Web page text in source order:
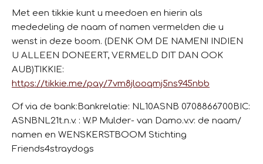
Met een tikkie kunt u meedoen en hierin als
mededeling de naam of namen vermelden die u
wenst in deze boom. (DENK OM DE NAMEN! INDIEN
U ALLEEN DONEERT, VERMELD DIT DAN OOK
AUB)TIKKIE:
https://tikkie.me/pay/7vm8jlooqmj5ns945nbb
Of via de bank:Bankrelatie: NL10ASNB 0708866700BIC:
ASNBNL21t.n.v. : W.P Mulder- van Damo.v.v: de naam/
namen en WENSKERSTBOOM Stichting
Friends4straydogs